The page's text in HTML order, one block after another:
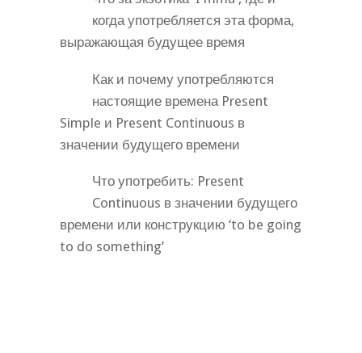
когда употребляется эта форма,
выражающая будущее время
Как и почему употребляются
настоящие времена Present
Simple и Present Continuous в
значении будущего времени
Что употребить: Present
Continuous в значении будущего
времени или конструкцию ‘to be going
to do something’